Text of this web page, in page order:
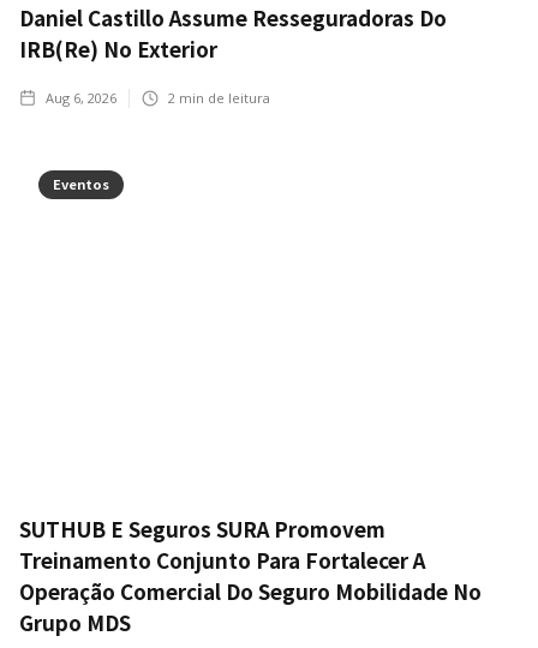
Daniel Castillo Assume Resseguradoras Do
IRB(Re) No Exterior
Aug 6, 2026 2 min de leitura
Eventos
SUTHUB E Seguros SURA Promovem
Treinamento Conjunto Para Fortalecer A
Operação Comercial Do Seguro Mobilidade No
Grupo MDS